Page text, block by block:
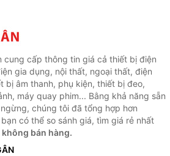
cung cấp thông tin giá cả thiết bị điện
gia dụng, nội thất, ngoại thất, điện
bị âm thanh, phụ kiện, thiết bị đeo,
máy quay phim... Bằng khả năng sẵn
chúng tôi đã tổng hợp hơn
có thể so sánh giá, tìm giá rẻ nhất
bán hàng.